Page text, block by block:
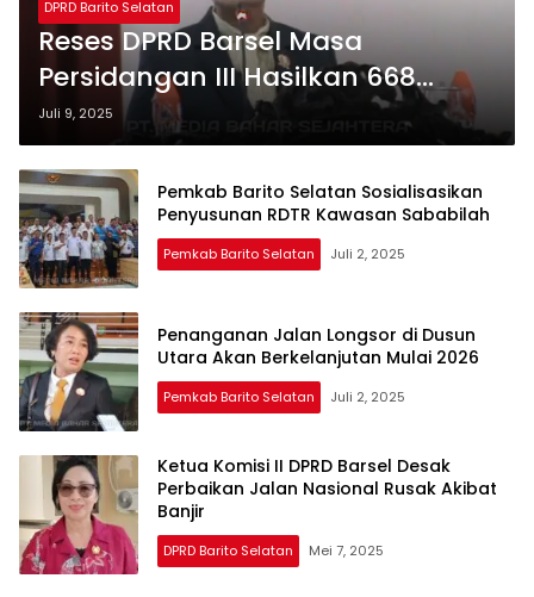
DPRD Barito Selatan
Reses DPRD Barsel Masa
Persidangan III Hasilkan 668
Aspirasi Masyarakat
Juli 9, 2025
Pemkab Barito Selatan Sosialisasikan
Penyusunan RDTR Kawasan Sababilah
Pemkab Barito Selatan Juli 2, 2025
Penanganan Jalan Longsor di Dusun
Utara Akan Berkelanjutan Mulai 2026
Pemkab Barito Selatan Juli 2, 2025
Ketua Komisi II DPRD Barsel Desak
Perbaikan Jalan Nasional Rusak Akibat
Banjir
DPRD Barito Selatan Mei 7, 2025